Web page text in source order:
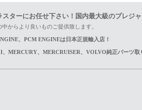
ターにお任せ下さい！国内最大級のプレジ
からより良いものご提供致します。
、PCM ENGINEは日本正規輸入店！
MERCURY、MERCRUISER、VOLVO純正パーツ取